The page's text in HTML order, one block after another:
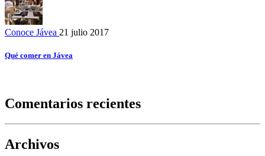
Conoce Jávea 21 julio 2017
Qué comer en Jávea
Comentarios recientes
Archivos